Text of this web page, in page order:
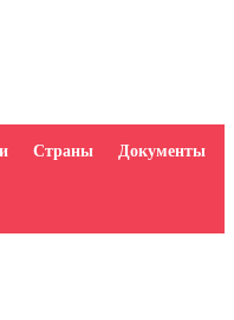
Страны Документы